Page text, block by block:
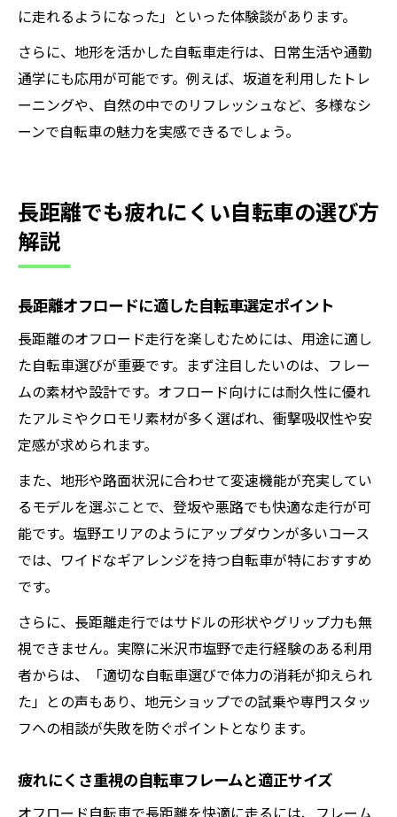
に走れるようになった」といった体験談があります。
さらに、地形を活かした自転車走行は、日常生活や通勤
通学にも応用が可能です。例えば、坂道を利用したトレ
ーニングや、自然の中でのリフレッシュなど、多様なシ
ーンで自転車の魅力を実感できるでしょう。
長距離でも疲れにくい自転車の選び方
解説
長距離オフロードに適した自転車選定ポイント
長距離のオフロード走行を楽しむためには、用途に適し
た自転車選びが重要です。まず注目したいのは、フレー
ムの素材や設計です。オフロード向けには耐久性に優れ
たアルミやクロモリ素材が多く選ばれ、衝撃吸収性や安
定感が求められます。
また、地形や路面状況に合わせて変速機能が充実してい
るモデルを選ぶことで、登坂や悪路でも快適な走行が可
能です。塩野エリアのようにアップダウンが多いコース
では、ワイドなギアレンジを持つ自転車が特におすすめ
です。
さらに、長距離走行ではサドルの形状やグリップ力も無
視できません。実際に米沢市塩野で走行経験のある利用
者からは、「適切な自転車選びで体力の消耗が抑えられ
た」との声もあり、地元ショップでの試乗や専門スタッ
フへの相談が失敗を防ぐポイントとなります。
疲れにくさ重視の自転車フレームと適正サイズ